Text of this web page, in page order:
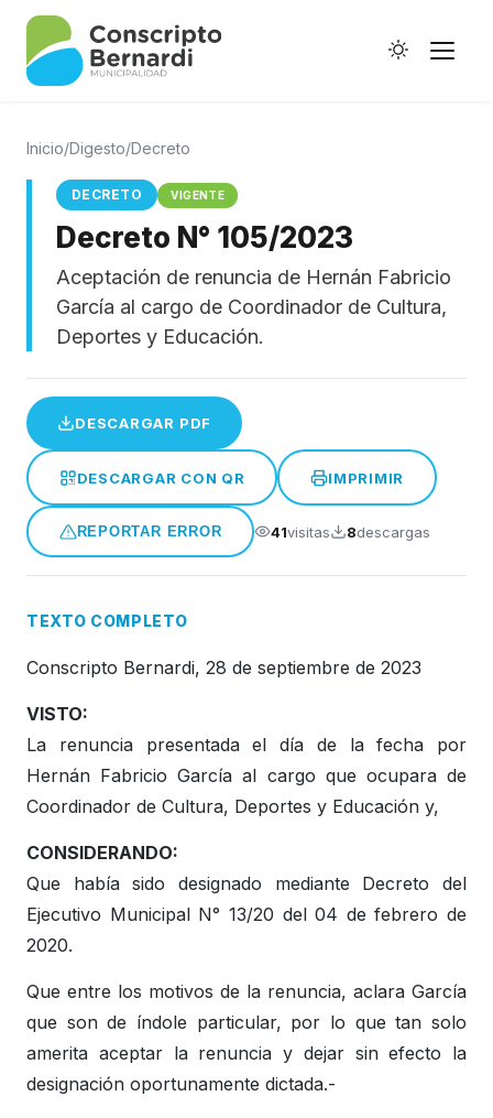
Historia
Galería de Ptes.
Horario de Colectivos
Autoridades
Digesto Municipal
Honorable Concejo Deliverante
Inicio/Digesto/Decreto
DECRETO VIGENTE
Decreto N° 105/2023
Aceptación de renuncia de Hernán Fabricio
García al cargo de Coordinador de Cultura,
Deportes y Educación.
DESCARGAR PDF
DESCARGAR CON QR IMPRIMIR
REPORTAR ERROR 41visitas 8descargas
TEXTO COMPLETO
Conscripto Bernardi, 28 de septiembre de 2023
VISTO:
La renuncia presentada el día de la fecha por
Hernán Fabricio García al cargo que ocupara de
Coordinador de Cultura, Deportes y Educación y,
CONSIDERANDO:
Que había sido designado mediante Decreto del
Ejecutivo Municipal N° 13/20 del 04 de febrero de
2020.
Que entre los motivos de la renuncia, aclara García
que son de índole particular, por lo que tan solo
amerita aceptar la renuncia y dejar sin efecto la
designación oportunamente dictada.-